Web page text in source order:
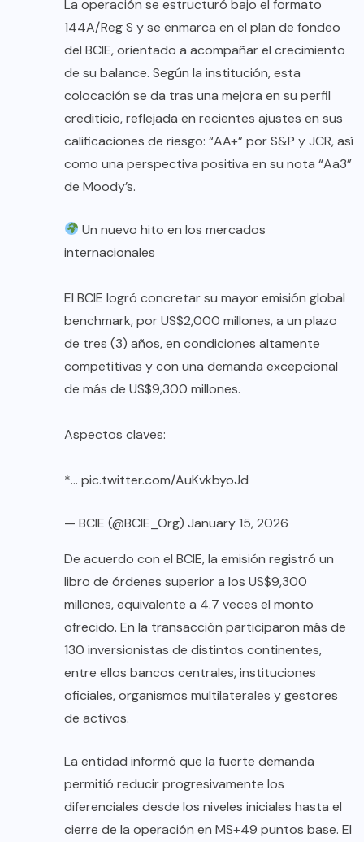
La operación se estructuró bajo el formato
144A/Reg S y se enmarca en el plan de fondeo
del BCIE, orientado a acompañar el crecimiento
de su balance. Según la institución, esta
colocación se da tras una mejora en su perfil
crediticio, reflejada en recientes ajustes en sus
calificaciones de riesgo: “AA+” por S&P y JCR, así
como una perspectiva positiva en su nota “Aa3”
de Moody’s.
Un nuevo hito en los mercados
internacionales
El BCIE logró concretar su mayor emisión global
benchmark, por US$2,000 millones, a un plazo
de tres (3) años, en condiciones altamente
competitivas y con una demanda excepcional
de más de US$9,300 millones.
Aspectos claves:
*… pic.twitter.com/AuKvkbyoJd
— BCIE (@BCIE_Org) January 15, 2026
De acuerdo con el BCIE, la emisión registró un
libro de órdenes superior a los US$9,300
millones, equivalente a 4.7 veces el monto
ofrecido. En la transacción participaron más de
130 inversionistas de distintos continentes,
entre ellos bancos centrales, instituciones
oficiales, organismos multilaterales y gestores
de activos.
La entidad informó que la fuerte demanda
permitió reducir progresivamente los
diferenciales desde los niveles iniciales hasta el
cierre de la operación en MS+49 puntos base. El